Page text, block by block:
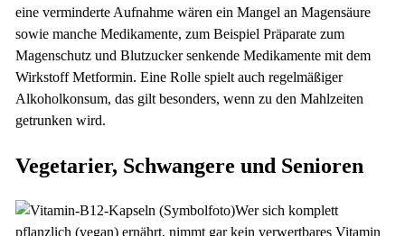
eine verminderte Aufnahme wären ein Mangel an Magensäure
sowie manche Medikamente, zum Beispiel Präparate zum
Magenschutz und Blutzucker senkende Medikamente mit dem
Wirkstoff Metformin. Eine Rolle spielt auch regelmäßiger
Alkoholkonsum, das gilt besonders, wenn zu den Mahlzeiten
getrunken wird.
Vegetarier, Schwangere und Senioren
Wer sich komplett
pflanzlich (vegan) ernährt, nimmt gar kein verwertbares Vitamin